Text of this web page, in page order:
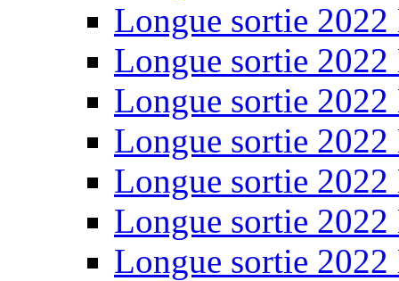
Longue sortie 2022
Longue sortie 2022
Longue sortie 2022
Longue sortie 2022
Longue sortie 2022
Longue sortie 2022
Longue sortie 2022